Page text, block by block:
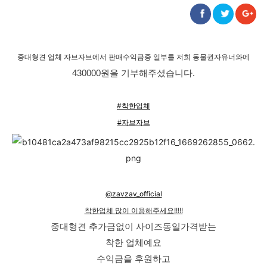
중대형견 업체 자브자브에서 판매수익금중 일부를 저희 동물권자유너와에
430000원을 기부해주셨습니다.
#착한업체
#자브자브
@zavzav_official
착한업체 많이 이용해주세요!!!!!
중대형견 추가금없이 사이즈동일가격받는
착한 업체예요
수익금을 후원하고